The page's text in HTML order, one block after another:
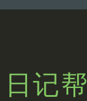
日记帮